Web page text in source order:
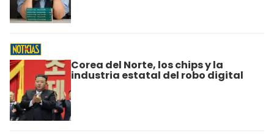
Corea del Norte, los chips y la
industria estatal del robo digital